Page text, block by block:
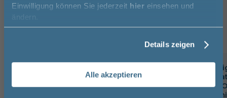
Einwilligung können Sie jederzeit hier einsehen und
ändern.
Details zeigen
Alle akzeptieren
Waschtischarmatur verchromt,
inkl. Zugstangen-Ablaufgarnitur
badshop.de
matt, inkl. Push-
Ablaufgarnitur
Vorname
Email